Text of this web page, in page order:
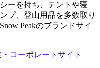
ーを持ち、テントや寝
プ、登山用品を多数取り
Peakのブランドサイ
・コーポレートサイト